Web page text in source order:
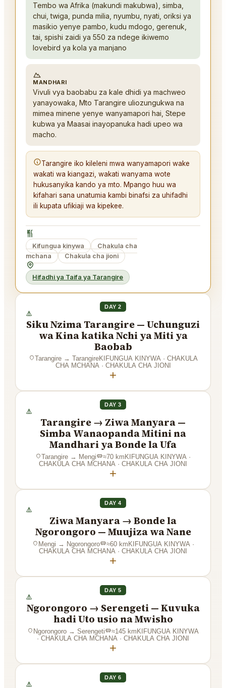
Tembo wa Afrika (makundi makubwa), simba,
chui, twiga, punda milia, nyumbu, nyati, oriksi ya
masikio yenye pambo, kudu mdogo, gerenuk,
tai, spishi zaidi ya 550 za ndege ikiwemo
lovebird ya kola ya manjano
MANDHARI
Vivuli vya baobabu za kale dhidi ya machweo
yanayowaka, Mto Tarangire uliozungukwa na
mimea minene yenye wanyamapori hai, Stepe
kubwa ya Maasai inayopanuka hadi upeo wa
macho.
Tarangire iko kileleni mwa wanyamapori wake
wakati wa kiangazi, wakati wanyama wote
hukusanyika kando ya mto. Mpango huu wa
kifahari sana unatumia kambi binafsi za uhifadhi
ili kupata ufikiaji wa kipekee.
Kifungua kinywa
Chakula cha
mchana
Chakula cha jioni
Hifadhi ya Taifa ya Tarangire
DAY 2
Siku Nzima Tarangire — Uchunguzi
wa Kina katika Nchi ya Miti ya
Baobab
Tarangire→ TarangireKIFUNGUA KINYWA · CHAKULA
CHA MCHANA · CHAKULA CHA JIONI
+
DAY 3
Tarangire → Ziwa Manyara —
Simba Wanaopanda Mitini na
Mandhari ya Bonde la Ufa
Tarangire → Mengi ≈70 km KIFUNGUA KINYWA ·
CHAKULA CHA MCHANA · CHAKULA CHA JIONI
+
DAY 4
Ziwa Manyara → Bonde la
Ngorongoro — Muujiza wa Nane
Mengi → Ngorongoro ≈60km KIFUNGUA KINYWA ·
CHAKULA CHA MCHANA · CHAKULA CHA JIONI
+
DAY 5
Ngorongoro → Serengeti — Kuvuka
hadi Uto usio na Mwisho
Ngorongoro → Serengeti ≈145 km KIFUNGUA KINYWA
· CHAKULA CHA MCHANA · CHAKULA CHA JIONI
+
DAY 6